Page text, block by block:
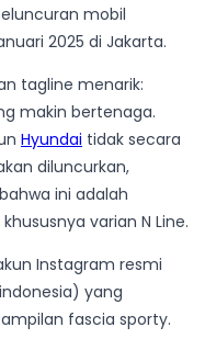
mobil
2025 di Jakarta.
tagline menarik:
makin bertenaga.
Hyundai tidak secara
diluncurkan,
ini adalah
varian N Line.
Instagram resmi
yang
fascia sporty.